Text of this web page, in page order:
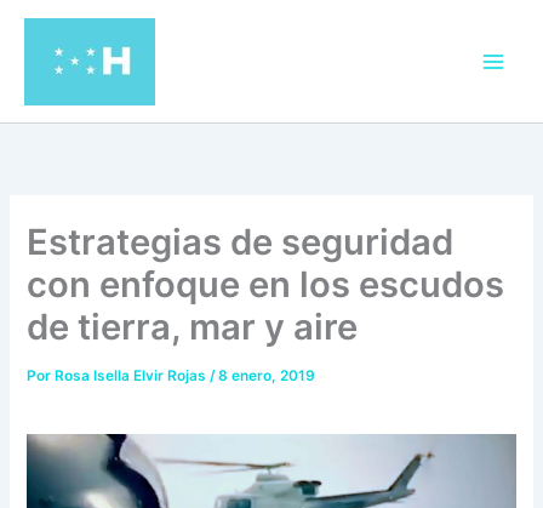
contenido
Estrategias de seguridad
con enfoque en los escudos
de tierra, mar y aire
Por Rosa Isella Elvir Rojas/8 enero, 2019